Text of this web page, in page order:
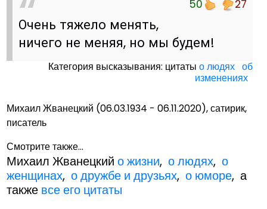
50 27
Очень тяжело менять,
ничего не меняя, но мы будем!
Категория высказывания: цитатыо людях об
изменениях
Михаил Жванецкий (06.03.1934 - 06.11.2020), сатирик,
писатель
Смотрите также...
Михаил Жванецкийо жизни,о людях,о
женщинах,о дружбе и друзьях,о юморе, а
также все его цитаты